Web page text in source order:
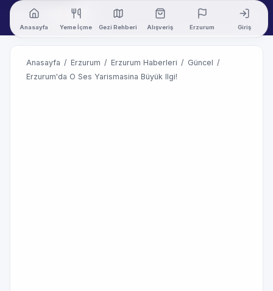
Anasayfa Yeme İçme Gezi Rehberi Alışveriş Erzurum Giriş
Anasayfa / Erzurum / Erzurum Haberleri / Güncel /
Erzurum'da O Ses Yarismasina Büyük Ilgi!